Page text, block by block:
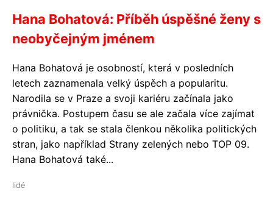
Hana Bohatová: Příběh úspěšné ženy s
neobyčejným jménem
Hana Bohatová je osobností, která v posledních
letech zaznamenala velký úspěch a popularitu.
Narodila se v Praze a svoji kariéru začínala jako
právnička. Postupem času se ale začala více zajímat
o politiku, a tak se stala členkou několika politických
stran, jako například Strany zelených nebo TOP 09.
Hana Bohatová také...
lidé